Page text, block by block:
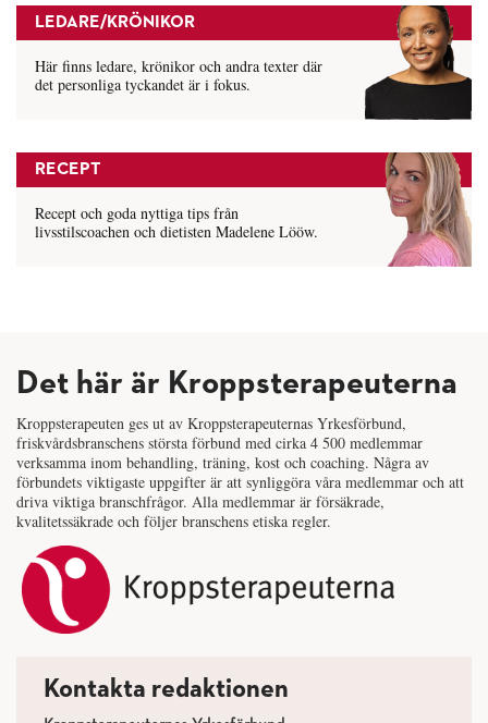
LEDARE/KRÖNIKOR
Här finns ledare, krönikor och andra texter där
det personliga tyckandet är i fokus.
RECEPT
Recept och goda nyttiga tips från
livsstilscoachen och dietisten Madelene Lööw.
Det här är Kroppsterapeuterna
Kroppsterapeuten ges ut av Kroppsterapeuternas Yrkesförbund,
friskvårdsbranschens största förbund med cirka 4 500 medlemmar
verksamma inom behandling, träning, kost och coaching. Några av
förbundets viktigaste uppgifter är att synliggöra våra medlemmar och att
driva viktiga branschfrågor. Alla medlemmar är försäkrade,
kvalitetssäkrade och följer branschens etiska regler.
Kontakta redaktionen